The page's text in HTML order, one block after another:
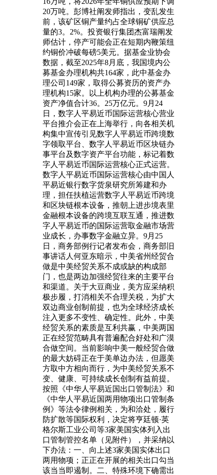
20万吨。彭博社阐发师指出，变乱发生
前，该矿区铜产量约占全球铜矿供应总
量的3。2%。投资银行集团杰富瑞阐发
师估计，停产可能会正在短期内鞭策纽
约铜价冲破每磅5美元。据基金业协会
数据，截至2025年8月底，我国境内公
募基金办理机构共164家，此中基金办
理公司149家，取得公募资历的资产办
理机构15家。以上机构办理的公募基金
资产净值合计36。25万亿元。9月24
日，数字人平易近币国际运营核心营业
平台推介会正在上海举行，向各相关机
构集中宣传引见数字人平易近币跨境数
字领取平台、数字人平易近币区块链办
事平台及数字资产平台功能，标记着数
字人平易近币国际运营核心正式运营。
数字人平易近币国际运营核心由中国人
平易近银行数字货泉研究所筹建和办
理，担任扶植运营数字人平易近币跨境
和区块链根本设备，推朝上进步境表里
金融根本设备的跨境互联互通，推进数
字人平易近币的国际运营取金融市场营
业成长，办事数字金融立异。9月25
日，商务部例行记者发布会，商务部旧
事讲话人何亚东暗示，中美省州经贸合
做是中美经贸关系不成或缺的构成部
门，也是两边加强经贸往来的主要平台
和渠道。关于大豆商业，美方应采纳积
极步履，打消相关不合理关税，为扩大
双边商业创制前提，也为全球经济成长
注入更多不变性、确定性。此外，中美
经贸关系的素质是互利共赢，中美两国
正在经贸范畴具有普遍配合好处和广漠
合做空间。当前影响中美一般经贸合做
的最大妨碍正在于美单边办法，但愿美
方取中方相向而行，为中美经贸关系不
变、健康、可持续成长创制有益前提。
按照《中华人平易近国出口管制法》和
《中华人平易近国两用物项出口管制条
例》等法令律例相关，为和洽处，履行
防扩散等国际权利，决定将亨廷顿·英
格尔斯工业公司等3家美国实体列入出
口管制管控名单（见附件），并采纳以
下办法：一、向上述3家美国实体出口
两用物项；正正在开展的相关出口勾当
该当当即遏制。二、特殊环境下确需出